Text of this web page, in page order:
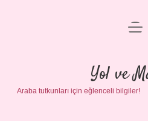
Gizlilik
Yasal
Yol ve
Araba tutkunları için eğlenceli bilgiler!